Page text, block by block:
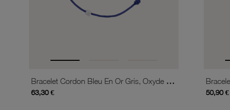
Bracelet Cordon Bleu En Or Gris, Oxyde De Zirconium
63,30 € 50,90 €